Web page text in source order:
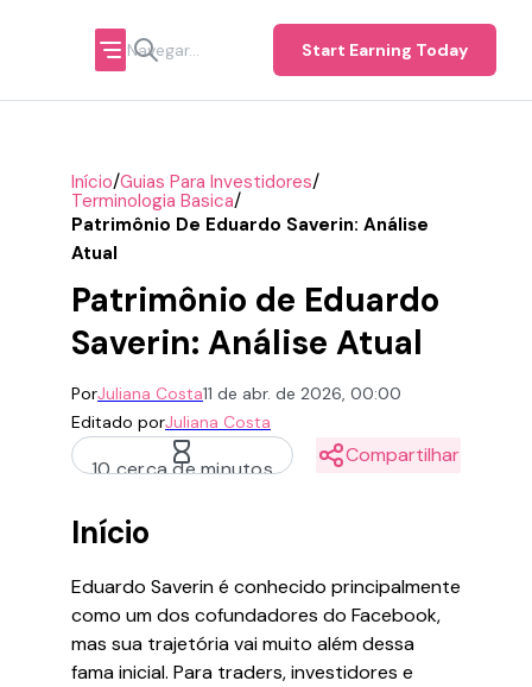
Start Earning Today
Início/Guias Para Investidores/
Terminologia Basica/
Patrimônio De Eduardo Saverin: Análise
Atual
Patrimônio de Eduardo
Saverin: Análise Atual
PorJuliana Costa11 de abr. de 2026, 00:00
Editado porJuliana Costa
10 cerca de minutos
Compartilhar
Início
Eduardo Saverin é conhecido principalmente
como um dos cofundadores do Facebook,
mas sua trajetória vai muito além dessa
fama inicial. Para traders, investidores e